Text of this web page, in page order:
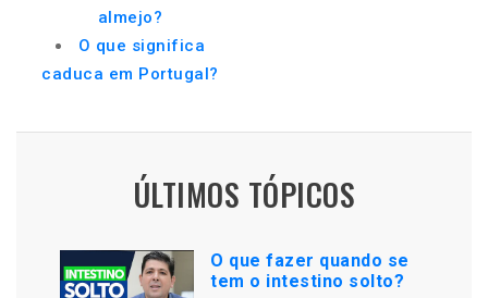
almejo?
O que significa
caduca em Portugal?
ÚLTIMOS TÓPICOS
O que fazer quando se
tem o intestino solto?